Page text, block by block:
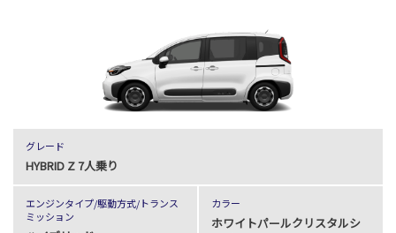
グレード
HYBRID Z 7人乗り
エンジンタイプ/駆動方式/トランス
ミッション
カラー
ホワイトパールクリスタルシ